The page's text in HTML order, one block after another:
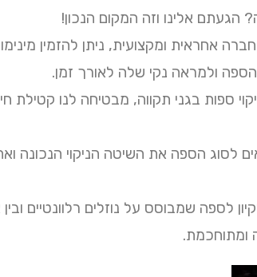
הגעתם אלינו וזה המקום הנכון!
חברה אחראית ומקצועית, ניתן להזמין
הספה ולמראה נקי שלה לאורך זמן.
ספות בגני תקווה, מבטיחה לנו קטילת
הספה את השיטה הניקוי הנכונה
לספה שמבוסס על נוזלים רלוונטיים
ומתוחכמת.